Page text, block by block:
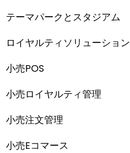
テーマパークとスタジアム
ロイヤルティソリューション
小売POS
小売ロイヤルティ管理
小売注文管理
小売Eコマース